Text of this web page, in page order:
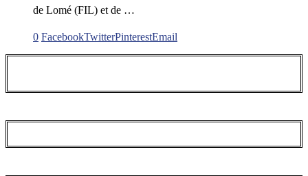
de Lomé (FIL) et de …
0 FacebookTwitterPinterestEmail